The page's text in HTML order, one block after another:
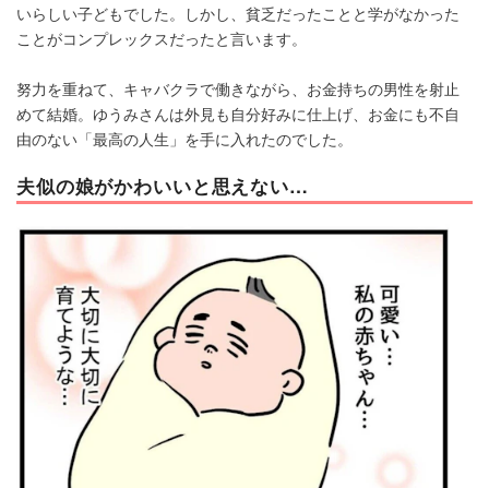
いらしい子どもでした。しかし、貧乏だったことと学がなかった
ことがコンプレックスだったと言います。
努力を重ねて、キャバクラで働きながら、お金持ちの男性を射止
めて結婚。ゆうみさんは外見も自分好みに仕上げ、お金にも不自
由のない「最高の人生」を手に入れたのでした。
夫似の娘がかわいいと思えない…